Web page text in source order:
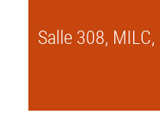
Salle 308,